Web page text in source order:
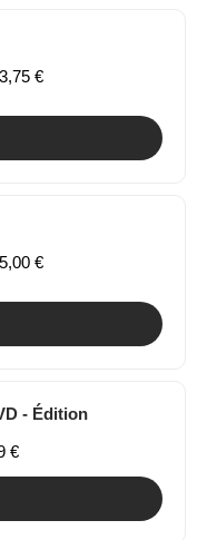
€
€
- Édition
€